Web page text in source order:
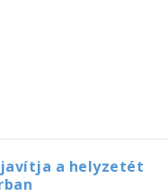
a helyzetét